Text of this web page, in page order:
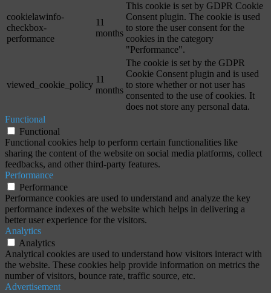
cookielawinfo-
checkbox-
performance
11
months
This cookie is set by GDPR Cookie
Consent plugin. The cookie is used
to store the user consent for the
cookies in the category
"Performance".
viewed_cookie_policy
11
months
The cookie is set by the GDPR
Cookie Consent plugin and is used
to store whether or not user has
consented to the use of cookies. It
does not store any personal data.
Functional
Functional
Functional cookies help to perform certain functionalities like
sharing the content of the website on social media platforms, collect
feedbacks, and other third-party features.
Performance
Performance
Performance cookies are used to understand and analyze the key
performance indexes of the website which helps in delivering a
better user experience for the visitors.
Analytics
Analytics
Analytical cookies are used to understand how visitors interact with
the website. These cookies help provide information on metrics the
number of visitors, bounce rate, traffic source, etc.
Advertisement